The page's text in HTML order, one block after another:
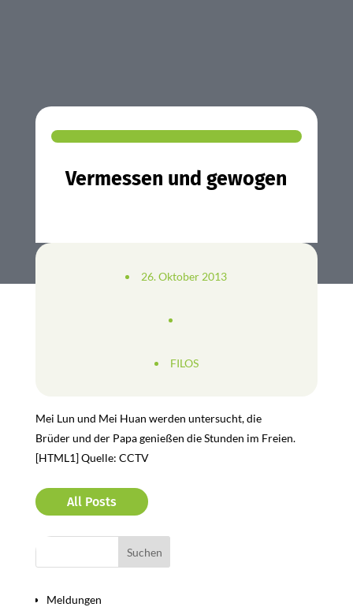
Vermessen und gewogen
26. Oktober 2013
FILOS
Mei Lun und Mei Huan werden untersucht, die
Brüder und der Papa genießen die Stunden im Freien.
[HTML1] Quelle: CCTV
All Posts
Meldungen